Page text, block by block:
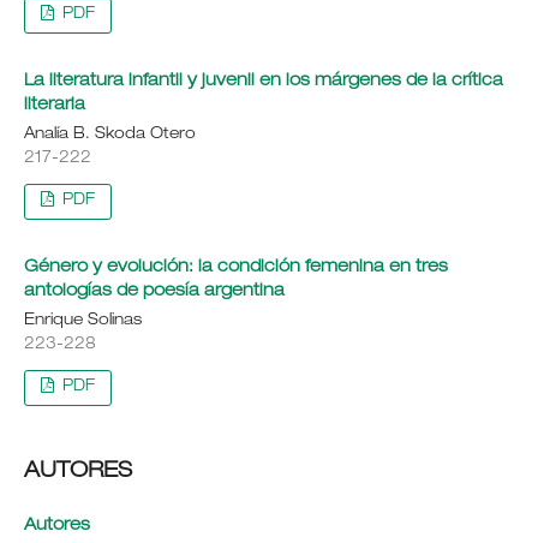
PDF
La literatura infantil y juvenil en los márgenes de la crítica
literaria
Analía B. Skoda Otero
217-222
PDF
Género y evolución: la condición femenina en tres
antologías de poesía argentina
Enrique Solinas
223-228
PDF
AUTORES
Autores